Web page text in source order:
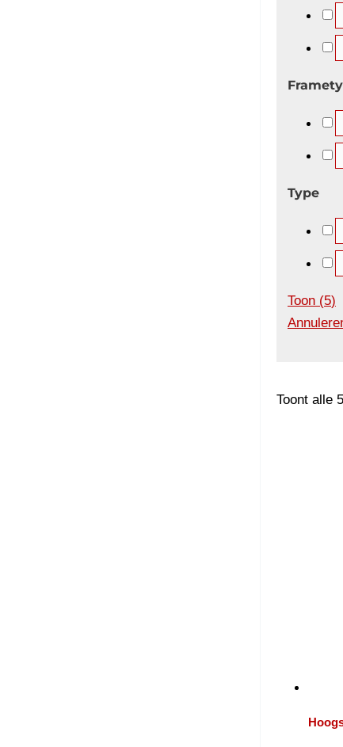
Type
Toon (5)
Toont alle